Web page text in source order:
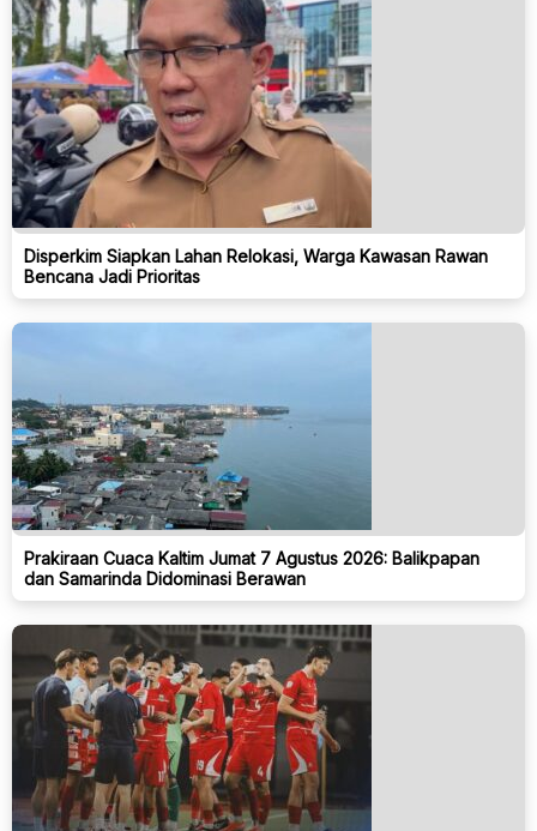
Disperkim Siapkan Lahan Relokasi, Warga Kawasan Rawan
Bencana Jadi Prioritas
Prakiraan Cuaca Kaltim Jumat 7 Agustus 2026: Balikpapan
dan Samarinda Didominasi Berawan